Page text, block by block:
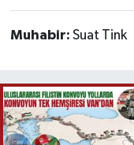
Muhabir: Suat Tink